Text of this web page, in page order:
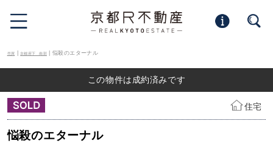
売買 |京都府下 南部 | 悩殺のエターナル
この物件は成約済みです
住宅
悩殺のエターナル